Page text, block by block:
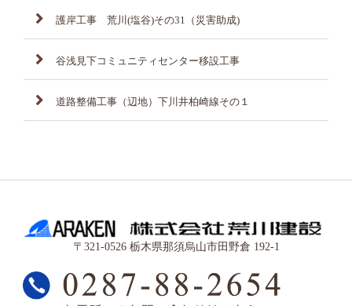
護岸工事 荒川(塩谷)その31（災害助成)
谷浅見下コミュニティセンター移設工事
道路整備工事（辺地）下川井柏崎線その１
〒321-0526 栃木県那須烏山市田野倉 192-1